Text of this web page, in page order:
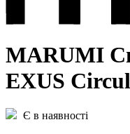
MARUMI
EXUS
Є в наявності